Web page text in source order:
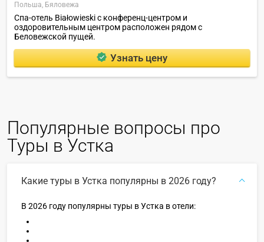
Польша, Бяловежа
Спа-отель Białowieski с конференц-центром и
оздоровительным центром расположен рядом с
Беловежской пущей.
Узнать цену
Популярные вопросы про
Туры в Устка
Какие туры в Устка популярны в 2026 году?
В 2026 году популярны туры в Устка в отели: